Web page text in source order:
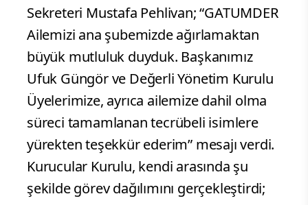
Sekreteri Mustafa Pehlivan; “GATUMDER
Ailemizi ana şubemizde ağırlamaktan
büyük mutluluk duyduk. Başkanımız
Ufuk Güngör ve Değerli Yönetim Kurulu
Üyelerimize, ayrıca ailemize dahil olma
süreci tamamlanan tecrübeli isimlere
yürekten teşekkür ederim” mesajı verdi.
Kurucular Kurulu, kendi arasında şu
şekilde görev dağılımını gerçekleştirdi;